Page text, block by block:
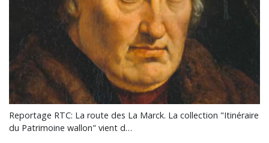
Reportage RTC: La route des La Marck. La collection "Itinéraire
du Patrimoine wallon" vient d…